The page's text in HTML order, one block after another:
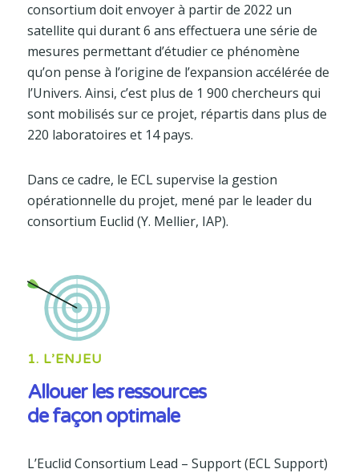
consortium doit envoyer à partir de 2022 un
satellite qui durant 6 ans effectuera une série de
mesures permettant d’étudier ce phénomène
qu’on pense à l’origine de l’expansion accélérée de
l’Univers. Ainsi, c’est plus de 1 900 chercheurs qui
sont mobilisés sur ce projet, répartis dans plus de
220 laboratoires et 14 pays.
Dans ce cadre, le ECL supervise la gestion
opérationnelle du projet, mené par le leader du
consortium Euclid (Y. Mellier, IAP).
1. L’ENJEU
Allouer les ressources
de façon optimale
L’Euclid Consortium Lead – Support (ECL Support)